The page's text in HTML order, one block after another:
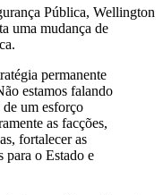
Pública, Wellington
uma mudança de
permanente
estamos falando
de um esforço
as facções,
fortalecer as
para o Estado e